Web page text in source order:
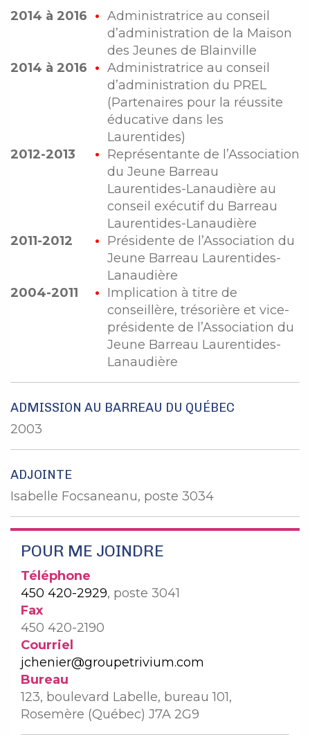
2014 à 2016
Administratrice au conseil
d’administration de la Maison
des Jeunes de Blainville
2014 à 2016
Administratrice au conseil
d’administration du PREL
(Partenaires pour la réussite
éducative dans les
Laurentides)
2012-2013
Représentante de l’Association
du Jeune Barreau
Laurentides-Lanaudière au
conseil exécutif du Barreau
Laurentides-Lanaudière
2011-2012
Présidente de l’Association du
Jeune Barreau Laurentides-
Lanaudière
2004-2011
Implication à titre de
conseillère, trésorière et vice-
présidente de l’Association du
Jeune Barreau Laurentides-
Lanaudière
ADMISSION AU BARREAU DU QUÉBEC
2003
ADJOINTE
Isabelle Focsaneanu, poste 3034
POUR ME JOINDRE
Téléphone
450 420-2929, poste 3041
Fax
450 420-2190
Courriel
jchenier@groupetrivium.com
Bureau
123, boulevard Labelle, bureau 101,
Rosemère (Québec) J7A 2G9